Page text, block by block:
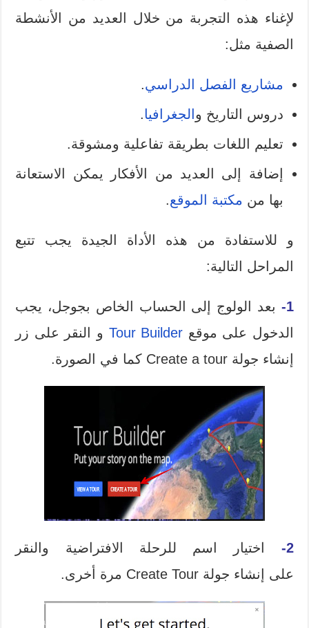
لإغناء هذه التجربة من خلال العديد من الأنشطة
الصفية مثل:
مشاريع الفصل الدراسي.
دروس التاريخ و الجغرافيا.
تعليم اللغات بطريقة تفاعلية ومشوقة.
إضافة إلى العديد من الأفكار يمكن الاستعانة
بها من مكتبة الموقع.
و للاستفادة من هذه الأداة الجيدة يجب تتبع
المراحل التالية:
1-
بعد الولوج إلى الحساب الخاص بجوجل، يجب
الدخول على موقع Tour Builder و النقر على زر
إنشاء جولة Create a tour كما في الصورة.
2-
اختيار اسم للرحلة الافتراضية والنقر
على إنشاء جولة Create Tour مرة أخرى.